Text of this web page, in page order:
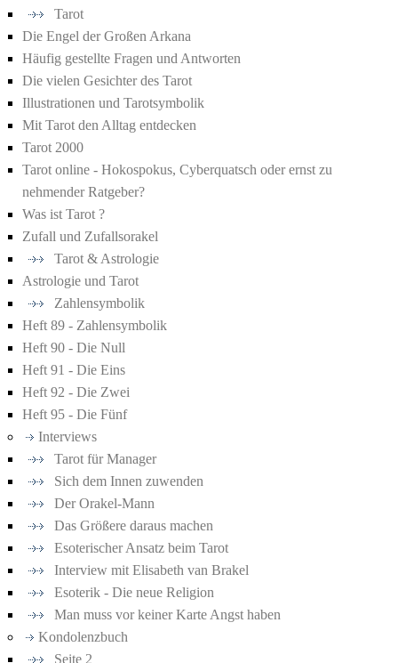
Tarot
Die Engel der Großen Arkana
Häufig gestellte Fragen und Antworten
Die vielen Gesichter des Tarot
Illustrationen und Tarotsymbolik
Mit Tarot den Alltag entdecken
Tarot 2000
Tarot online - Hokospokus, Cyberquatsch oder ernst zu
nehmender Ratgeber?
Was ist Tarot ?
Zufall und Zufallsorakel
Tarot & Astrologie
Astrologie und Tarot
Zahlensymbolik
Heft 89 - Zahlensymbolik
Heft 90 - Die Null
Heft 91 - Die Eins
Heft 92 - Die Zwei
Heft 95 - Die Fünf
Interviews
Tarot für Manager
Sich dem Innen zuwenden
Der Orakel-Mann
Das Größere daraus machen
Esoterischer Ansatz beim Tarot
Interview mit Elisabeth van Brakel
Esoterik - Die neue Religion
Man muss vor keiner Karte Angst haben
Kondolenzbuch
Seite 2